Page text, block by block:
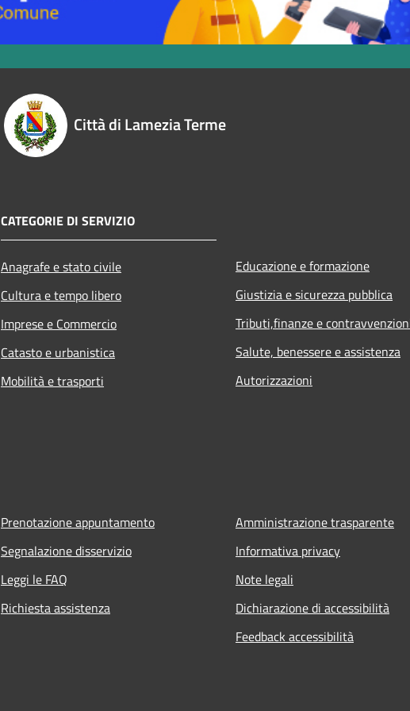
Città di Lamezia Terme
CATEGORIE DI SERVIZIO
Anagrafe e stato civile
Cultura e tempo libero
Imprese e Commercio
Catasto e urbanistica
Mobilità e trasporti
Educazione e formazione
Giustizia e sicurezza pubblica
Tributi,finanze e
Salute, benessere e assistenza
Autorizzazioni
Prenotazione appuntamento
Segnalazione disservizio
Leggi le FAQ
Richiesta assistenza
Amministrazione trasparente
Informativa privacy
Note legali
Dichiarazione di accessibilità
Feedback accessibilità